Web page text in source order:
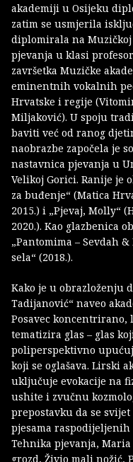
akademiji u Osijeku
zatim se usmjerila
diplomirala na
pjevanja u klasi
završetka Muzičke
eminentnih vokalnih
Hrvatske i regije
Miljaković). U spoju
baviti već od ranog
naobrazbe započela je
nastavnica pjevanja u
Velikoj Gorici. Ranije je
za buđenje“ (Matica
2015.) i „Pjevaj, Molly“
2020.). Kao glazbenica
„Pantomima – Sevdah
sela“ (2018.).
Kako je u obrazloženju
Tadijanović“ naveo
Posavec
tematizira glas – glas
poliperspektivno
koji se oglašava. Lirski
uključuje evokacije na
ushite i zvučnu
prepostavku da se
pjesama
Tehnika pjevanja, Maria
grozd, Živio mali nožić,